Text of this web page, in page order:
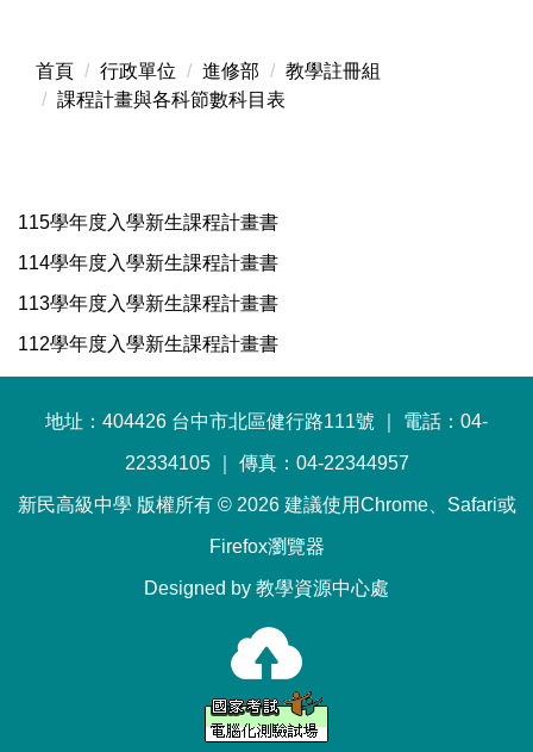
首頁 行政單位 進修部
教學註冊組
課程計畫與各科節數科目表
115學年度入學新生課程計畫書
114學年度入學新生課程計畫書
113學年度入學新生課程計畫書
112學年度入學新生課程計畫書
地址：404426 台中市北區健行路111號 ｜ 電話：04-
22334105 ｜ 傳真：04-22344957
新民高級中學 版權所有 © 2026 建議使用Chrome、Safari或
Firefox瀏覽器
Designed by 教學資源中心處